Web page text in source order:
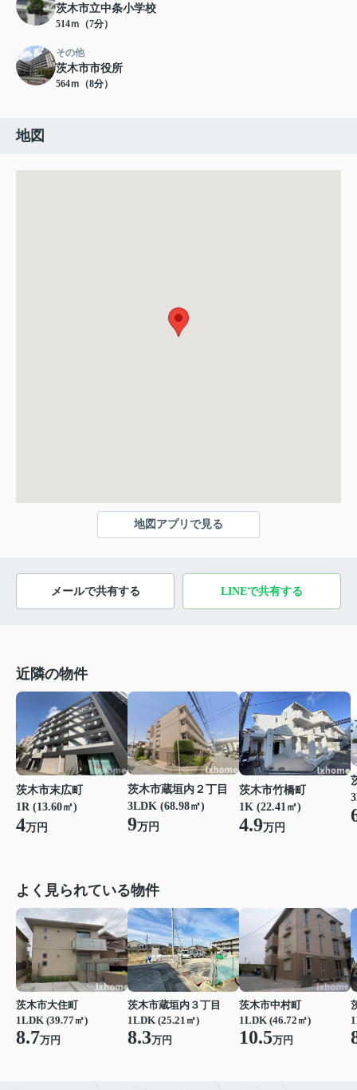
茨木市立中条小学校
514ｍ（7分）
その他
茨木市市役所
564ｍ（8分）
地図
地図アプリで見る
メールで共有する LINEで共有する
近隣の物件
茨木市末広町
1R (13.60㎡)
4万円
茨木市蔵垣内２丁目
3LDK (68.98㎡)
9万円
茨木市竹橋町
1K (22.41㎡)
4.9万円
よく見られている物件
茨木市大住町
1LDK (39.77㎡)
8.7万円
茨木市蔵垣内３丁目
1LDK (25.21㎡)
8.3万円
茨木市中村町
1LDK (46.72㎡)
10.5万円